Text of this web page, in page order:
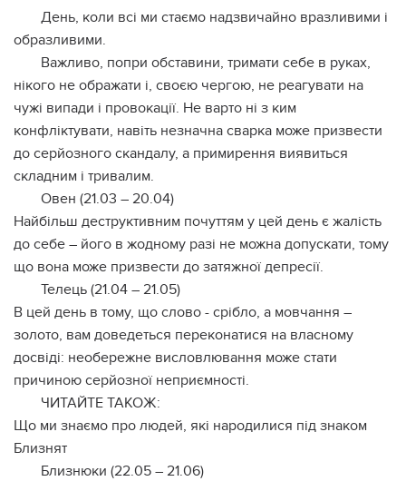
День, коли всі ми стаємо надзвичайно вразливими і
образливими.
Важливо, попри обставини, тримати себе в руках,
нікого не ображати і, своєю чергою, не реагувати на
чужі випади і провокації. Не варто ні з ким
конфліктувати, навіть незначна сварка може призвести
до серйозного скандалу, а примирення виявиться
складним і тривалим.
Овен (21.03 – 20.04)
Найбільш деструктивним почуттям у цей день є жалість
до себе – його в жодному разі не можна допускати, тому
що вона може призвести до затяжної депресії.
Телець (21.04 – 21.05)
В цей день в тому, що слово - срібло, а мовчання –
золото, вам доведеться переконатися на власному
досвіді: необережне висловлювання може стати
причиною серйозної неприємності.
ЧИТАЙТЕ ТАКОЖ:
Що ми знаємо про людей, які народилися під знаком
Близнят
Близнюки (22.05 – 21.06)